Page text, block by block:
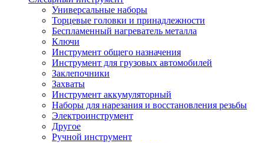
Универсальные наборы
Торцевые головки и принадлежности
Беспламенный нагреватель металла
Ключи
Инструмент общего назначения
Инструмент для грузовых автомобилей
Заклепочники
Захваты
Инструмент аккумуляторный
Наборы для нарезания и восстановления резьбы
Электроинструмент
Другое
Ручной инструмент